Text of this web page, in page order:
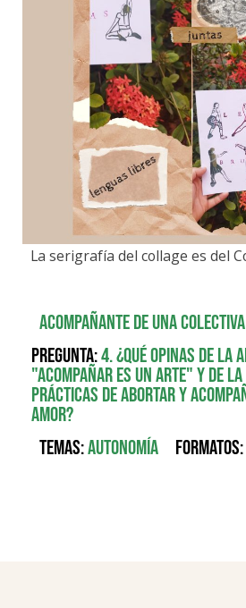
La serigrafía del collage es del
Acompañante de una
Pregunta:4. ¿Qué opinas de la
"acompañar es un arte" y de la
prácticas de abortar y
amor?
Temas:Autonomía Formatos: